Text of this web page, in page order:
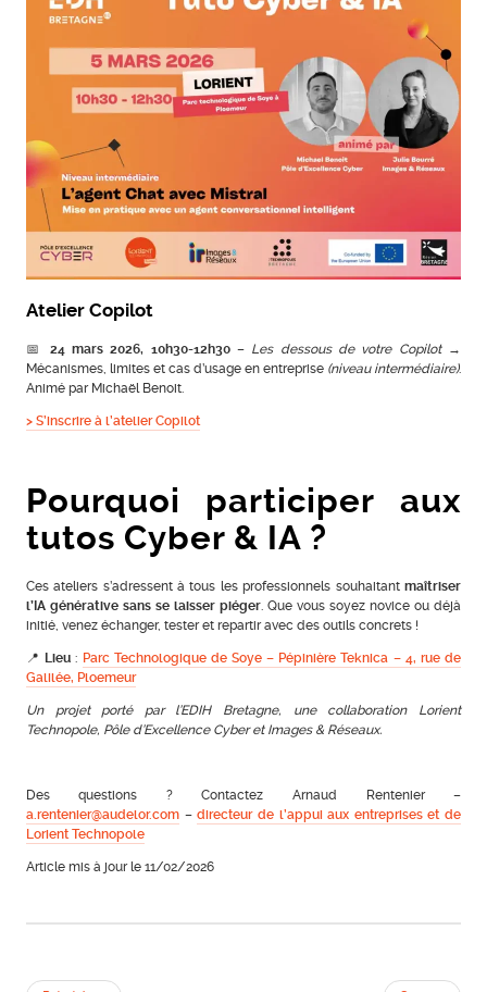
Atelier Copilot
📅 24 mars 2026, 10h30-12h30– Les dessous de votre Copilot→
Mécanismes, limites et cas d’usage en entreprise (niveau intermédiaire).
Animé par Michaël Benoit.
> S’inscrire à l’atelier Copilot
Pourquoi participer aux
tutos Cyber & IA ?
Ces ateliers s’adressent à tous les professionnels souhaitantmaîtriser
l’IA générative sans se laisser piéger . Que vous soyez novice ou déjà
initié, venez échanger, tester et repartir avec des outils concrets !
📍 Lieu : Parc Technologique de Soye – Pépinière Teknica – 4, rue de
Galilée, Ploemeur
Un projet porté par l’EDIH Bretagne, une collaboration Lorient
Technopole, Pôle d’Excellence Cyber et Images & Réseaux.
Des questions ? Contactez Arnaud Rentenier –
a.rentenier@audelor.com–directeur de l’appui aux entreprises et de
Lorient Technopole
Article mis à jour le 11/02/2026